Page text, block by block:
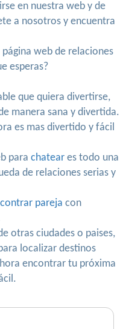
en nuestra web y de
a nosotros y encuentra
web de relaciones
esperas?
que quiera divertirse,
manera sana y divertida.
es mas divertido y fácil
para chatear es todo una
de relaciones serias y
pareja con
otras ciudades o paises,
localizar destinos
encontrar tu próxima